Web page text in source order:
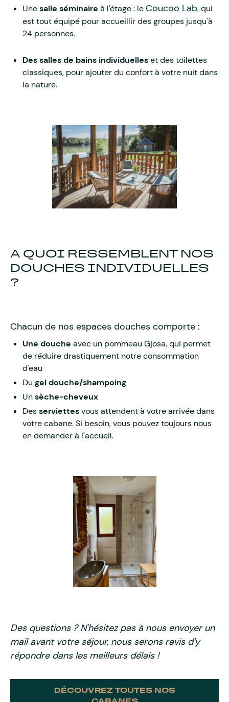
Unesalle séminaire à l'étage : leCoucoo Lab, qui
est tout équipé pour accueillir des groupes jusqu'à
24 personnes.
Des salles de bains individuelleset des toilettes
classiques, pour ajouter du confort à votre nuit dans
la nature.
A QUOI RESSEMBLENT NOS
DOUCHES INDIVIDUELLES
?
Chacun de nos espaces douches comporte :
Une douche avec un pommeau Gjosa, qui permet
de réduire drastiquement notre consommation
d'eau
Du gel douche/shampoing
Unsèche-cheveux
Desserviettesvous attendent à votre arrivée dans
votre cabane. Si besoin, vous pouvez toujours nous
en demander à l'accueil.
Des questions ? N'hésitez pas à nous envoyer un
mail avant votre séjour, nous serons ravis d'y
répondre dans les meilleurs délais !
DÉCOUVREZ TOUTES NOS